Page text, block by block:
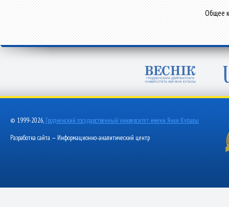
Общее
© 1999-2026, Гродненский государственный университет имени Янки Купалы
Разработка сайта — Информационно-аналитический центр